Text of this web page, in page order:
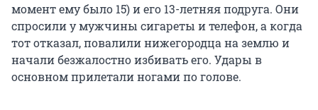
момент ему было 15) и его 13-летняя подруга. Они
спросили у мужчины сигареты и телефон, а когда
тот отказал, повалили нижегородца на землю и
начали безжалостно избивать его. Удары в
основном прилетали ногами по голове.